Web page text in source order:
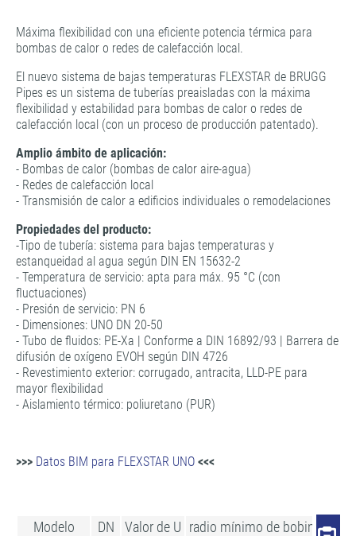
Máxima flexibilidad con una eficiente potencia térmica para
bombas de calor o redes de calefacción local.
El nuevo sistema de bajas temperaturas FLEXSTAR de BRUGG
Pipes es un sistema de tuberías preaisladas con la máxima
flexibilidad y estabilidad para bombas de calor o redes de
calefacción local (con un proceso de producción patentado).
Amplio ámbito de aplicación:
- Bombas de calor (bombas de calor aire-agua)
- Redes de calefacción local
- Transmisión de calor a edificios individuales o remodelaciones
Propiedades del producto:
-Tipo de tubería: sistema para bajas temperaturas y
estanqueidad al agua según DIN EN 15632-2
- Temperatura de servicio: apta para máx. 95 °C (con
fluctuaciones)
- Presión de servicio: PN 6
- Dimensiones: UNO DN 20-50
- Tubo de fluidos: PE-Xa | Conforme a DIN 16892/93 | Barrera de
difusión de oxígeno EVOH según DIN 4726
- Revestimiento exterior: corrugado, antracita, LLD-PE para
mayor flexibilidad
- Aislamiento térmico: poliuretano (PUR)
>>> Datos BIM para FLEXSTAR UNO <<<
Modelo DN Valor de U radio mínimo de bobinado